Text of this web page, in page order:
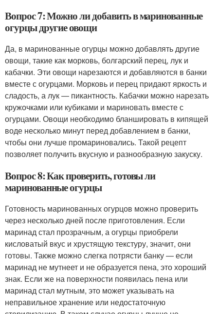
Вопрос 7: Можно ли добавить в маринованные
огурцы другие овощи
Да, в маринованные огурцы можно добавлять другие
овощи, такие как морковь, болгарский перец, лук и
кабачки. Эти овощи нарезаются и добавляются в банки
вместе с огурцами. Морковь и перец придают яркость и
сладость, а лук — пикантность. Кабачки можно нарезать
кружочками или кубиками и мариновать вместе с
огурцами. Овощи необходимо бланшировать в кипящей
воде несколько минут перед добавлением в банки,
чтобы они лучше промариновались. Такой рецепт
позволяет получить вкусную и разнообразную закуску.
Вопрос 8: Как проверить, готовы ли
маринованные огурцы
Готовность маринованных огурцов можно проверить
через несколько дней после приготовления. Если
маринад стал прозрачным, а огурцы приобрели
кисловатый вкус и хрустящую текстуру, значит, они
готовы. Также можно слегка потрясти банку — если
маринад не мутнеет и не образуется пена, это хороший
знак. Если же на поверхности появилась пена или
маринад стал мутным, это может указывать на
неправильное хранение или недостаточную